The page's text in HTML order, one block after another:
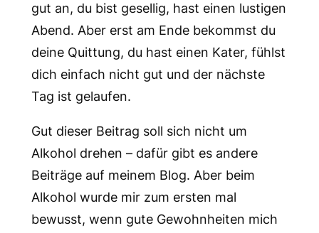
gut an, du bist gesellig, hast einen lustigen
Abend. Aber erst am Ende bekommst du
deine Quittung, du hast einen Kater, fühlst
dich einfach nicht gut und der nächste
Tag ist gelaufen.
Gut dieser Beitrag soll sich nicht um
Alkohol drehen – dafür gibt es andere
Beiträge auf meinem Blog. Aber beim
Alkohol wurde mir zum ersten mal
bewusst, wenn gute Gewohnheiten mich